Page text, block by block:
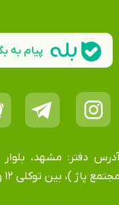
پاژ )، بین توکلی ۱۲ و ۱۴، پلاک ۳، واحد ۲
پیام به